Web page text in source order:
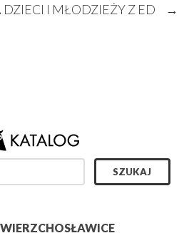
DZIECI I MŁODZIEŻY Z ED →